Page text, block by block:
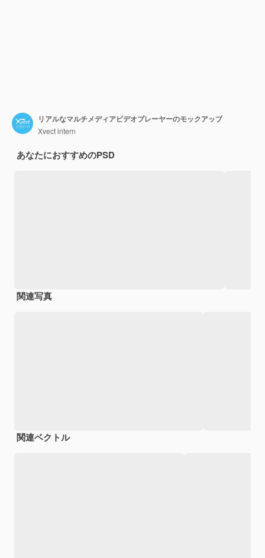
リアルなマルチメディアビデオプレーヤーのモックアップ
Xvect intern
あなたにおすすめのPSD
関連写真
関連ベクトル